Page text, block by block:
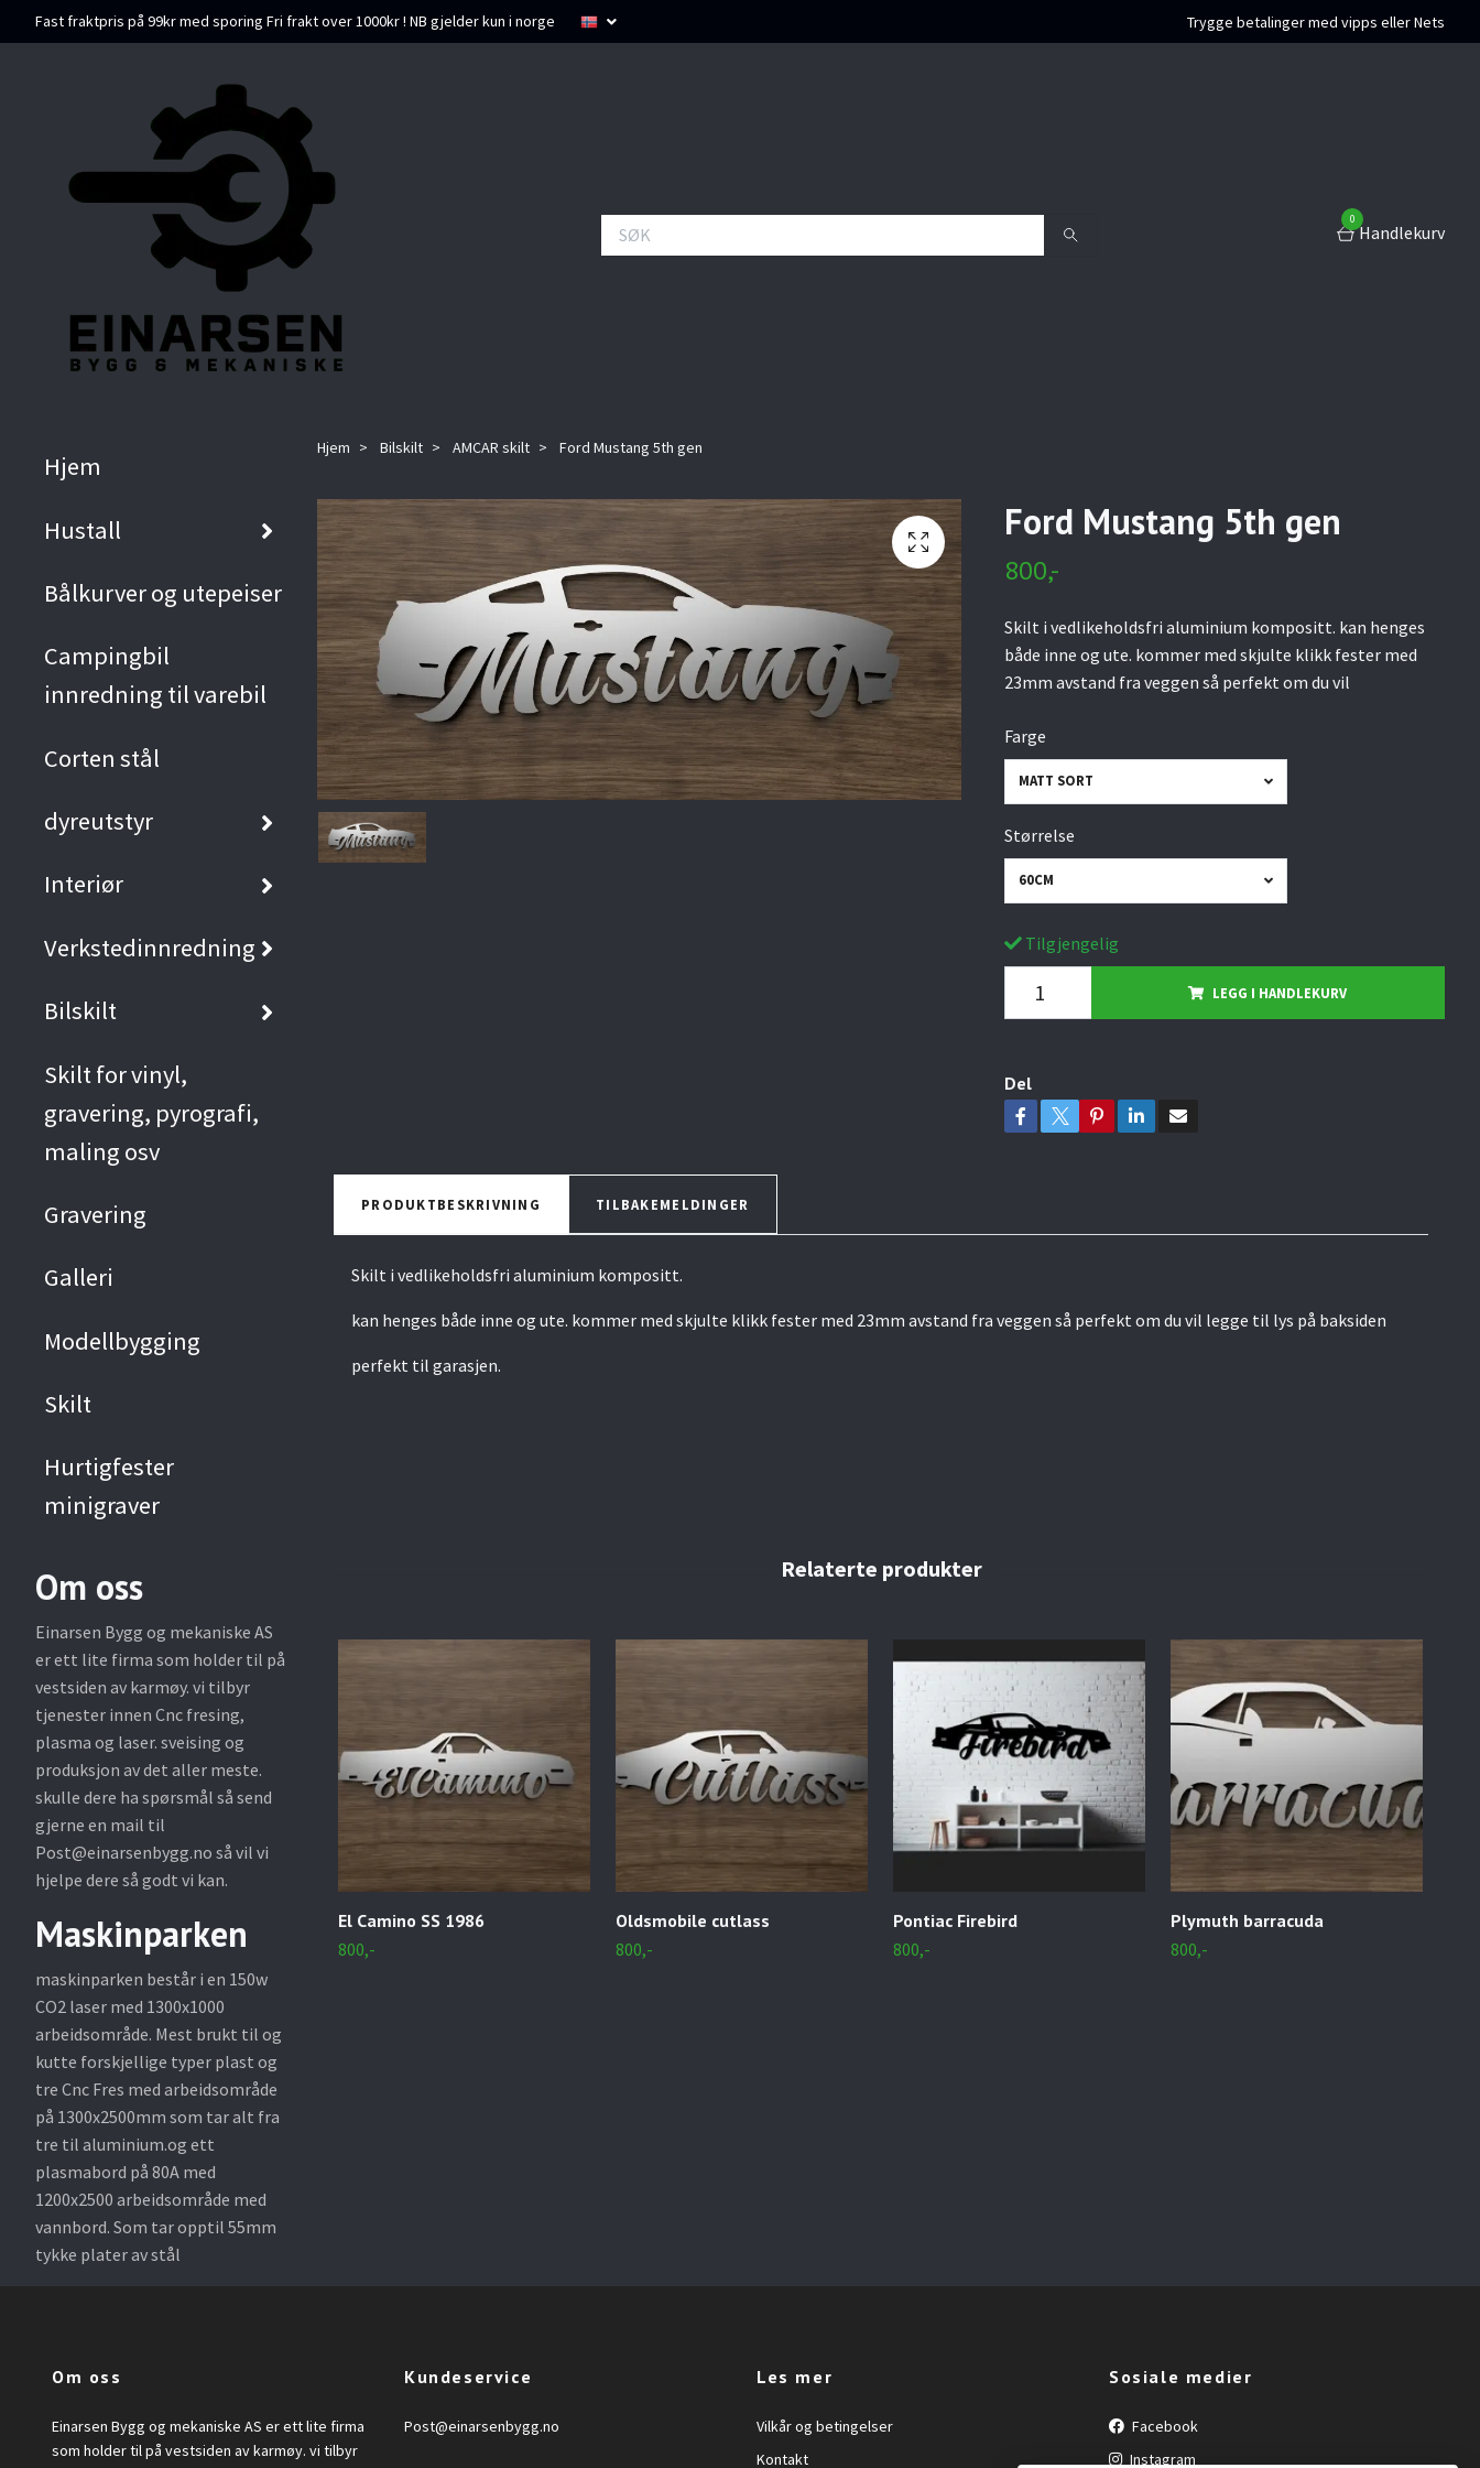
Fast fraktpris på 99kr med sporing Fri frakt over 1000kr ! NB gjelder kun i norge Trygge betalinger med vipps eller Nets
0
Handlekurv
Hjem
Hustall
Bålkurver og utepeiser
Campingbil
innredning til varebil
Corten stål
dyreutstyr
Interiør
Verkstedinnredning
Bilskilt
Skilt for vinyl,
gravering, pyrografi,
maling osv
Gravering
Galleri
Modellbygging
Skilt
Hurtigfester
minigraver
Om oss
Einarsen Bygg og mekaniske AS
er ett lite firma som holder til på
vestsiden av karmøy. vi tilbyr
tjenester innen Cnc fresing,
plasma og laser. sveising og
produksjon av det aller meste.
skulle dere ha spørsmål så send
gjerne en mail til
Post@einarsenbygg.no så vil vi
hjelpe dere så godt vi kan.
Maskinparken
maskinparken består i en 150w
CO2 laser med 1300x1000
arbeidsområde. Mest brukt til og
kutte forskjellige typer plast og
tre Cnc Fres med arbeidsområde
på 1300x2500mm som tar alt fra
tre til aluminium.og ett
plasmabord på 80A med
1200x2500 arbeidsområde med
vannbord. Som tar opptil 55mm
tykke plater av stål
Hjem Bilskilt AMCAR skilt Ford Mustang 5th gen
Ford Mustang 5th gen
800,-
Skilt i vedlikeholdsfri aluminium kompositt. kan henges
både inne og ute. kommer med skjulte klikk fester med
23mm avstand fra veggen så perfekt om du vil
Farge
MATT SORT
Størrelse
60CM
Tilgjengelig
LEGG I HANDLEKURV
Del
PRODUKTBESKRIVNING TILBAKEMELDINGER
Skilt i vedlikeholdsfri aluminium kompositt.
kan henges både inne og ute. kommer med skjulte klikk fester med 23mm avstand fra veggen så perfekt om du vil legge til lys på baksiden
perfekt til garasjen.
El Camino SS 1986
800,-
Oldsmobile cutlass
800,-
Pontiac Firebird
800,-
Plymuth barracuda
800,-
Om oss
Einarsen Bygg og mekaniske AS er ett lite firma
som holder til på vestsiden av karmøy. vi tilbyr
Kundeservice
Post@einarsenbygg.no
Les mer
Vilkår og betingelser
Kontakt
Sosiale medier
Facebook
Instagram